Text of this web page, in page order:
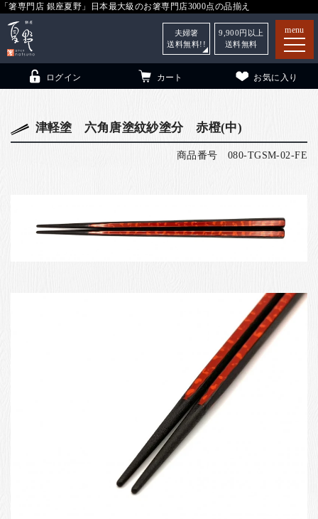
「箸専門店 銀座夏野」日本最大級のお箸専門店3000点の品揃え
menu
ログイン カート お気に入り
夫婦箸
送料無料!!
9,900 円以上
送料無料
津軽塗 六角唐塗紋紗塗分 赤橙(中)
商品番号 080-TGSM-02-FE